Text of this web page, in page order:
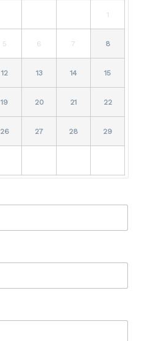
1
5 6 7 8
12 13 14 15
19 20 21 22
26 27 28 29